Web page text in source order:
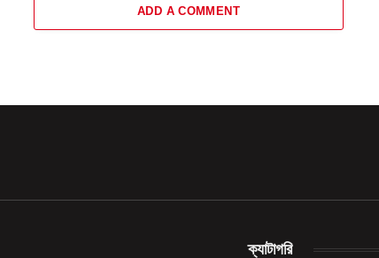
ADD A COMMENT
ক্যাটাগরি